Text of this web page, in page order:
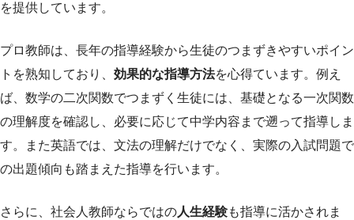
を提供しています。
プロ教師は、長年の指導経験から生徒のつまずきやすいポイン
トを熟知しており、 効果的な指導方法を心得ています。例え
ば、数学の二次関数でつまずく生徒には、基礎となる一次関数
の理解度を確認し、必要に応じて中学内容まで遡って指導しま
す。また英語では、文法の理解だけでなく、実際の入試問題で
の出題傾向も踏まえた指導を行います。
さらに、社会人教師ならではの人生経験も指導に活かされま